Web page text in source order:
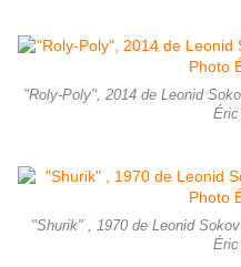
"Roly-Poly", 2014 de Leonid
"Shurik" , 1970 de Leonid